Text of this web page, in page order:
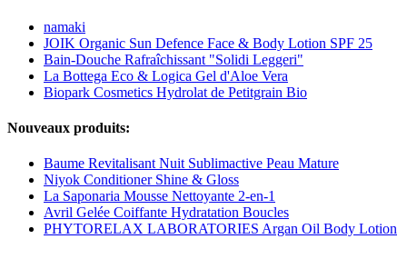
namaki
JOIK Organic Sun Defence Face & Body Lotion SPF 25
Bain-Douche Rafraîchissant "Solidi Leggeri"
La Bottega Eco & Logica Gel d'Aloe Vera
Biopark Cosmetics Hydrolat de Petitgrain Bio
Nouveaux produits:
Baume Revitalisant Nuit Sublimactive Peau Mature
Niyok Conditioner Shine & Gloss
La Saponaria Mousse Nettoyante 2-en-1
Avril Gelée Coiffante Hydratation Boucles
PHYTORELAX LABORATORIES Argan Oil Body Lotion